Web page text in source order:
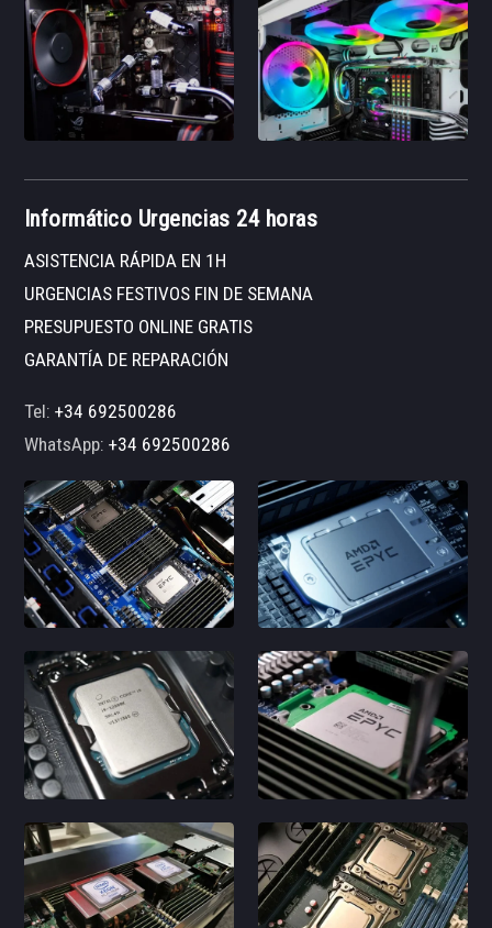
Informático Urgencias 24 horas
ASISTENCIA RÁPIDA EN 1H
URGENCIAS FESTIVOS FIN DE SEMANA
PRESUPUESTO ONLINE GRATIS
GARANTÍA DE REPARACIÓN
Tel:+34 692500286
WhatsApp:+34 692500286